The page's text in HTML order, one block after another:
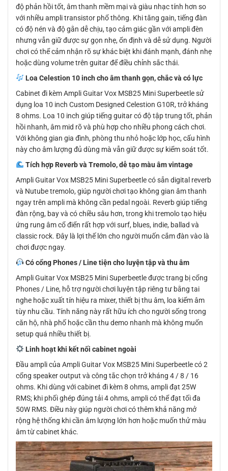
độ phản hồi tốt, âm thanh mềm mại và giàu nhạc tính hơn so
với nhiều ampli transistor phổ thông. Khi tăng gain, tiếng đàn
có độ nén và độ gằn dễ chịu, tạo cảm giác gần với ampli đèn
nhưng vẫn giữ được sự gọn nhẹ, ổn định và dễ sử dụng. Người
chơi có thể cảm nhận rõ sự khác biệt khi đánh mạnh, đánh nhẹ
hoặc dùng volume trên guitar để điều chỉnh sắc thái.
Loa Celestion 10 inch cho âm thanh gọn, chắc và có lực
Cabinet đi kèm Ampli Guitar Vox MSB25 Mini Superbeetle sử
dụng loa 10 inch Custom Designed Celestion G10R, trở kháng
8 ohms. Loa 10 inch giúp tiếng guitar có độ tập trung tốt, phản
hồi nhanh, âm mid rõ và phù hợp cho nhiều phong cách chơi.
Với không gian gia đình, phòng thu nhỏ hoặc lớp học, cấu hình
này cho âm lượng đủ dùng mà vẫn giữ được sự kiểm soát tốt.
Tích hợp Reverb và Tremolo, dễ tạo màu âm vintage
Ampli Guitar Vox MSB25 Mini Superbeetle có sẵn digital reverb
và Nutube tremolo, giúp người chơi tạo không gian âm thanh
ngay trên ampli mà không cần pedal ngoài. Reverb giúp tiếng
đàn rộng, bay và có chiều sâu hơn, trong khi tremolo tạo hiệu
ứng rung âm cổ điển rất hợp với surf, blues, indie, ballad và
classic rock. Đây là lợi thế lớn cho người muốn cắm đàn vào là
chơi được ngay.
Có cổng Phones / Line tiện cho luyện tập và thu âm
Ampli Guitar Vox MSB25 Mini Superbeetle được trang bị cổng
Phones / Line, hỗ trợ người chơi luyện tập riêng tư bằng tai
nghe hoặc xuất tín hiệu ra mixer, thiết bị thu âm, loa kiểm âm
tùy nhu cầu. Tính năng này rất hữu ích cho người sống trong
căn hộ, nhà phố hoặc cần thu demo nhanh mà không muốn
setup quá nhiều thiết bị.
Linh hoạt khi kết nối cabinet ngoài
Đầu ampli của Ampli Guitar Vox MSB25 Mini Superbeetle có 2
cổng speaker output và công tắc chọn trở kháng 4 / 8 / 16
ohms. Khi dùng với cabinet đi kèm 8 ohms, ampli đạt 25W
RMS; khi phối ghép đúng tải 4 ohms, ampli có thể đạt tối đa
50W RMS. Điều này giúp người chơi có thêm khả năng mở
rộng hệ thống khi cần âm lượng lớn hơn hoặc muốn thử màu
âm từ cabinet khác.